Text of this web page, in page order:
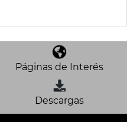
Páginas de Interés
Descargas